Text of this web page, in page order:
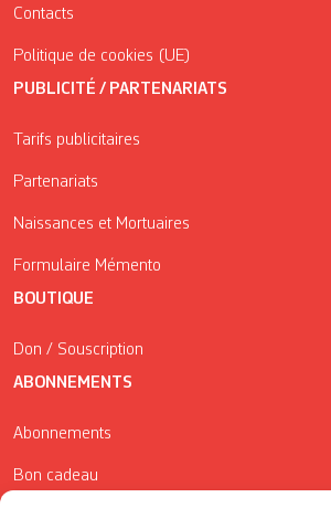
Contacts
Politique de cookies (UE)
PUBLICITÉ / PARTENARIATS
Tarifs publicitaires
Partenariats
Naissances et Mortuaires
Formulaire Mémento
BOUTIQUE
Don / Souscription
ABONNEMENTS
Abonnements
Bon cadeau